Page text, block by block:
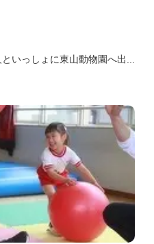
いっしょに東山動物園へ出...